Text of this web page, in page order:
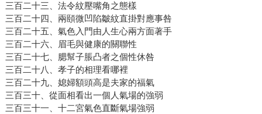
三百二十三、法令紋壓嘴角之態樣
三百二十四、兩頤微凹陷皺紋直掛對應事咎
三百二十五、氣色入門由人生心兩方面著手
三百二十六、眉毛與健康的關聯性
三百二十七、腮幫子脹凸者之個性休咎
三百二十八、孝子的相理看哪裡
三百二十九、媳婦額頭高是夫家的福氣
三百三十、從面相看出一個人氣場的強弱
三百三十一、十二宮氣色直斷氣場強弱